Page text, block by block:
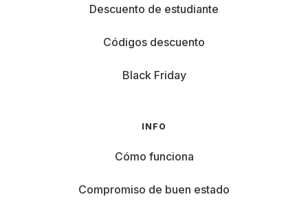
Descuento de estudiante
Códigos descuento
Black Friday
INFO
Cómo funciona
Compromiso de buen estado